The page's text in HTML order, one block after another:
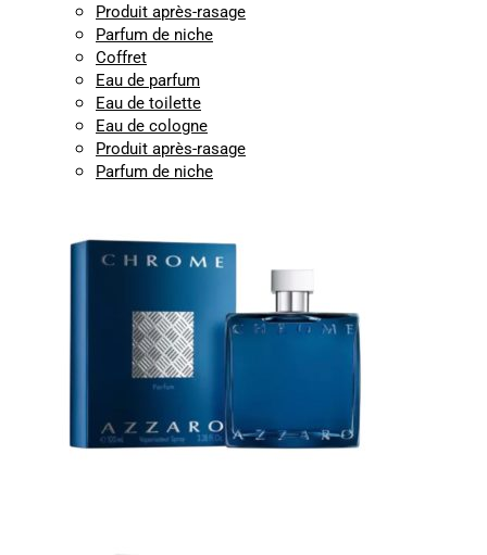
Produit après-rasage
Parfum de niche
Coffret
Eau de parfum
Eau de toilette
Eau de cologne
Produit après-rasage
Parfum de niche